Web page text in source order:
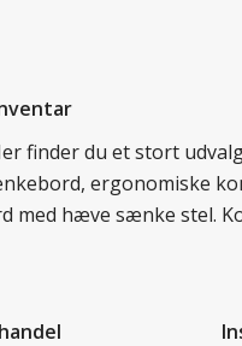
finder du et stort
ergonomiske
med hæve sænke stel.